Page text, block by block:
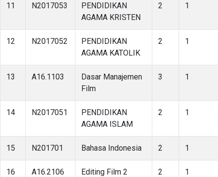
11 N2017053
PENDIDIKAN
AGAMA KRISTEN
2 1
12 N2017052
PENDIDIKAN
AGAMA KATOLIK
2 1
13 A16.1103
Dasar Manajemen
Film
3 1
14 N2017051
PENDIDIKAN
AGAMA ISLAM
2 1
15 N201701 Bahasa Indonesia 2 1
16 A16.2106 Editing Film 2 2 1